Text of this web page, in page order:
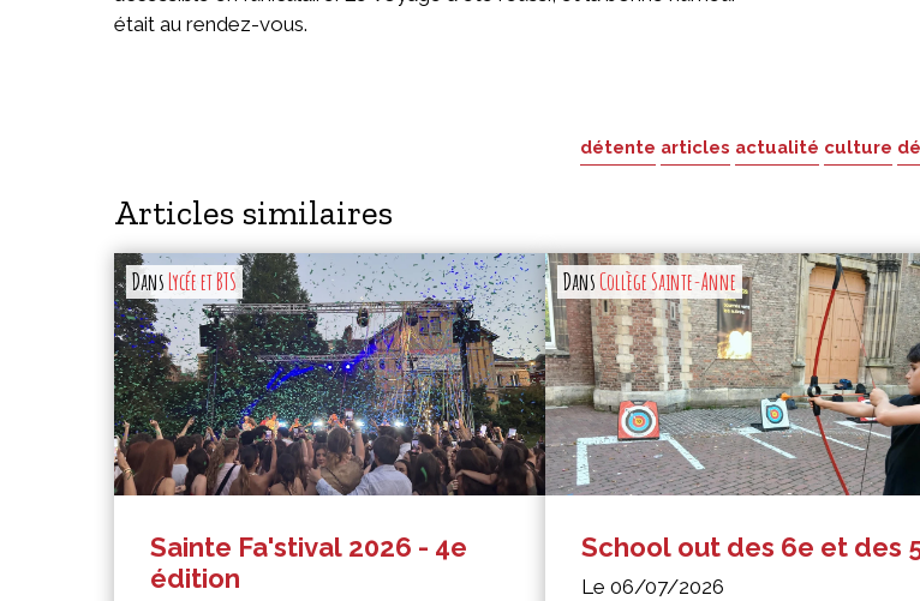
était au rendez-vous.
détente articles actualité culture
Articles similaires
DansLycée et BTS
Sainte Fa'stival 2026 - 4e
édition
DansCollège Sainte-Anne
School out des 6e et des
Le 06/07/2026